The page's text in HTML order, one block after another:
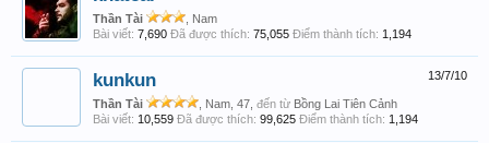
Thần Tài
, Nam
Bài viết: 7,690 Đã được thích: 75,055 Điểm thành tích: 1,194
13/7/10
kunkun
Thần Tài , Nam, 47, đến từ Bồng Lai Tiên Cảnh
Bài viết: 10,559 Đã được thích: 99,625 Điểm thành tích: 1,194